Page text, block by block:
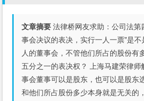
文章摘要 法律桥网友求助：公司法第
事会决议的表决，实行一人一票”是
人的董事会，不管他们所占的股份有
五分之一的表决权？ 上海马建荣律师
事会董事可以是股东，也可以是股东
和他们所占股份多少本身就是无关的